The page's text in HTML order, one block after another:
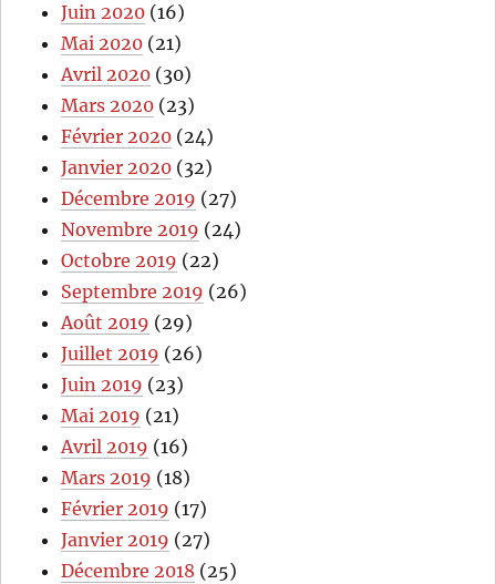
Juin 2020 (16)
Mai 2020 (21)
Avril 2020 (30)
Mars 2020 (23)
Février 2020 (24)
Janvier 2020 (32)
Décembre 2019 (27)
Novembre 2019 (24)
Octobre 2019 (22)
Septembre 2019 (26)
Août 2019 (29)
Juillet 2019 (26)
Juin 2019 (23)
Mai 2019 (21)
Avril 2019 (16)
Mars 2019 (18)
Février 2019 (17)
Janvier 2019 (27)
Décembre 2018 (25)